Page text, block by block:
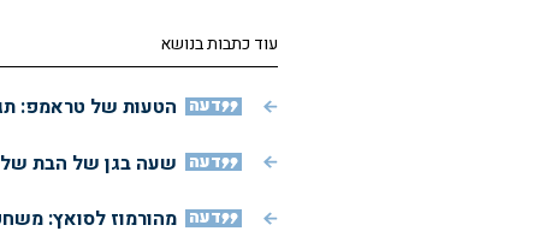
עוד כתבות בנושא
דעה הטעות של טראמפ:
דעה שעה בגן של הבת
דעה מהורמוז לסואץ: